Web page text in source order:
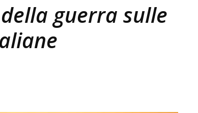
guerra sulle